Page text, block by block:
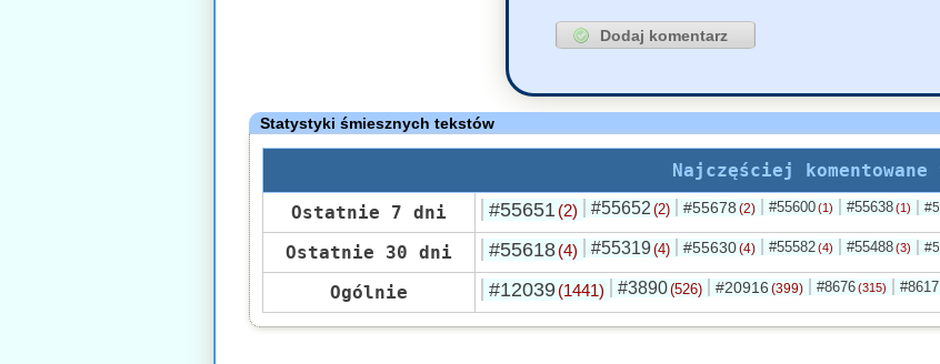
Statystyki śmiesznych tekstów
Najczęściej
Ostatnie 7 dni
#55651 (2) #55652 (2) #55678 (2) #55600 (1) #55638 (1)
Ostatnie 30 dni #55618 (4) #55319(4) #55630(4) #55582 (4) #55488 (3)
Ogólnie #12039 (1441) #3890(526) #20916 (399) #8676 (315) #8617